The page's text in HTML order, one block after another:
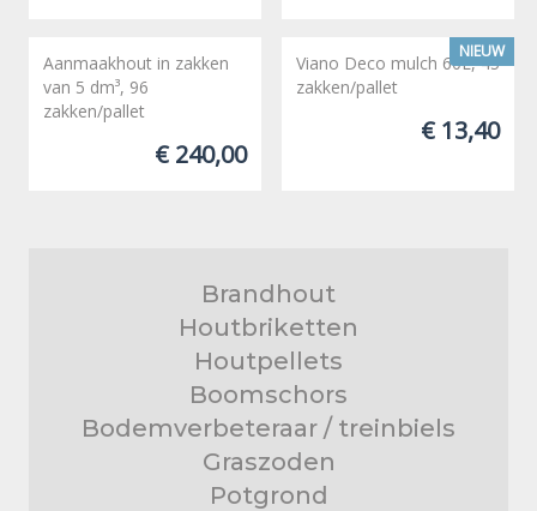
Aanmaakhout in zakken
van 5 dm³, 96
zakken/pallet
€ 240,00
NIEUW
Viano Deco mulch 60L, 45
zakken/pallet
€ 13,40
Brandhout
Houtbriketten
Houtpellets
Boomschors
Bodemverbeteraar / treinbiels
Graszoden
Potgrond